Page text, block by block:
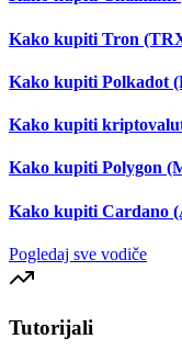
Kako kupiti Tron
Kako kupiti Polkadot
Kako kupiti
Kako kupiti Polygon
Kako kupiti Cardano
Pogledaj sve vodiče
Tutorijali